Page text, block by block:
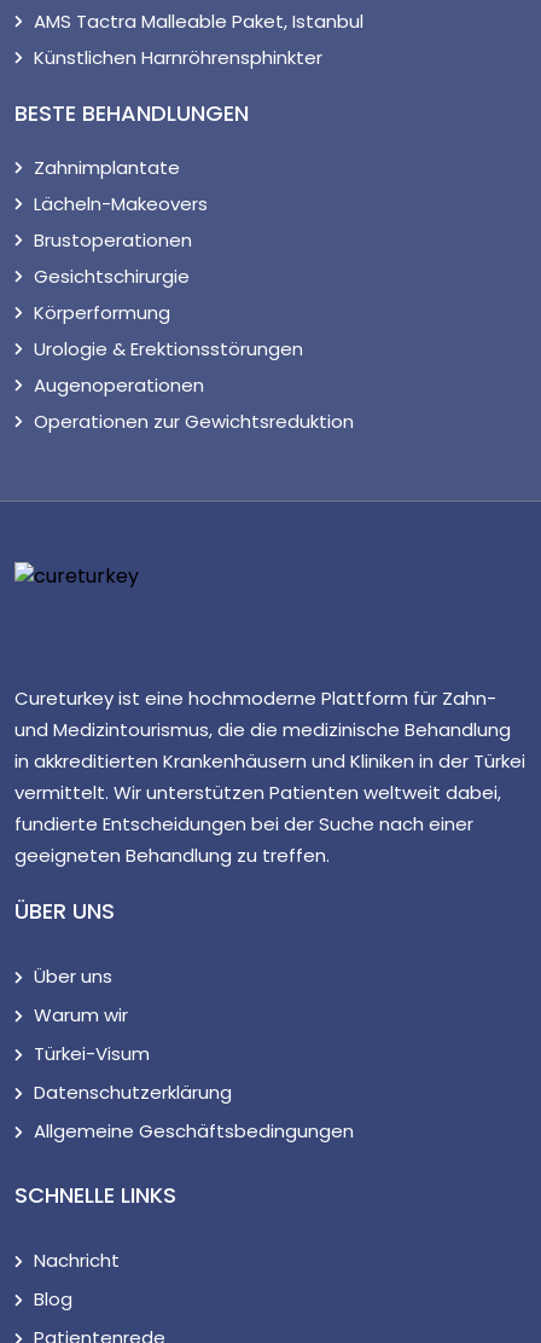
AMS Tactra Malleable Paket, Istanbul
Künstlichen Harnröhrensphinkter
BESTE BEHANDLUNGEN
Zahnimplantate
Lächeln-Makeovers
Brustoperationen
Gesichtschirurgie
Körperformung
Urologie & Erektionsstörungen
Augenoperationen
Operationen zur Gewichtsreduktion
Cureturkey ist eine hochmoderne Plattform für Zahn-
und Medizintourismus, die die medizinische Behandlung
in akkreditierten Krankenhäusern und Kliniken in der Türkei
vermittelt. Wir unterstützen Patienten weltweit dabei,
fundierte Entscheidungen bei der Suche nach einer
geeigneten Behandlung zu treffen.
ÜBER UNS
Über uns
Warum wir
Türkei-Visum
Datenschutzerklärung
Allgemeine Geschäftsbedingungen
SCHNELLE LINKS
Nachricht
Blog
Patientenrede